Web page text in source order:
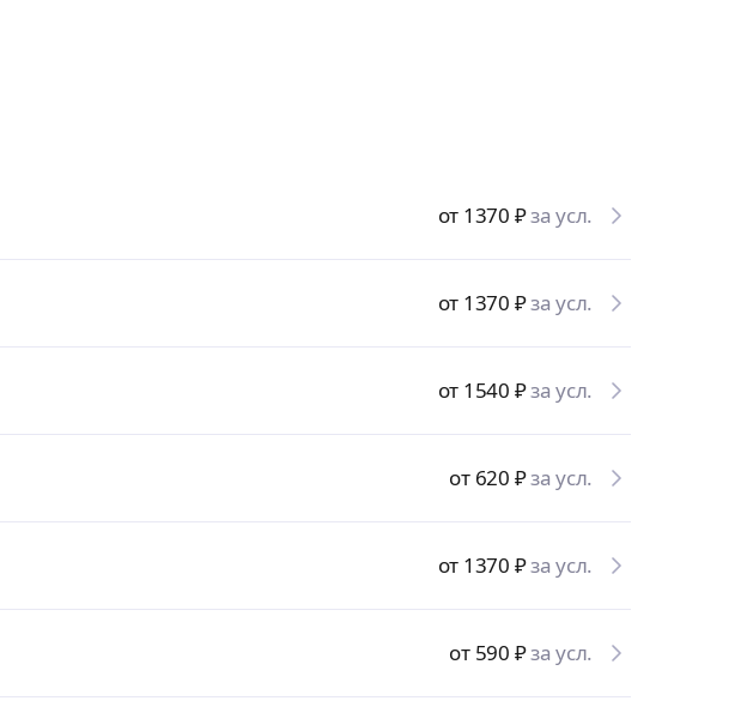
от 1370 ₽за усл.
от 1370 ₽за усл.
от 1540 ₽за усл.
от 620 ₽за усл.
от 1370 ₽за усл.
от 590 ₽за усл.